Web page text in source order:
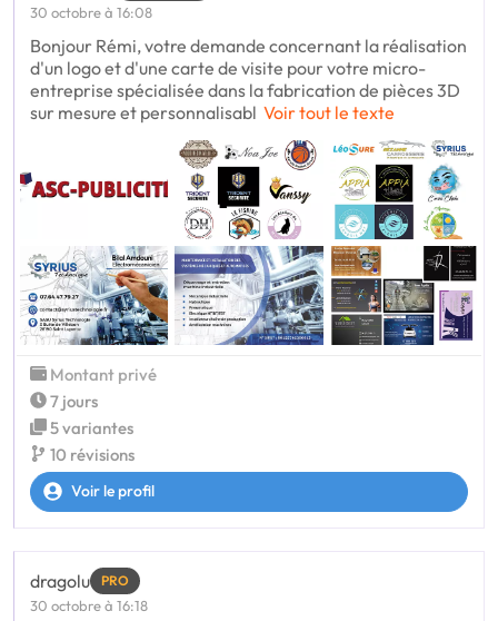
30 octobre à 16:08
Bonjour Rémi, votre demande concernant la réalisation
d'un logo et d'une carte de visite pour votre micro-
entreprise spécialisée dans la fabrication de pièces 3D
sur mesure et personnalisabl Voir tout le texte
Montant privé
7 jours
5 variantes
10 révisions
Voir le profil
dragolu PRO
30 octobre à 16:18